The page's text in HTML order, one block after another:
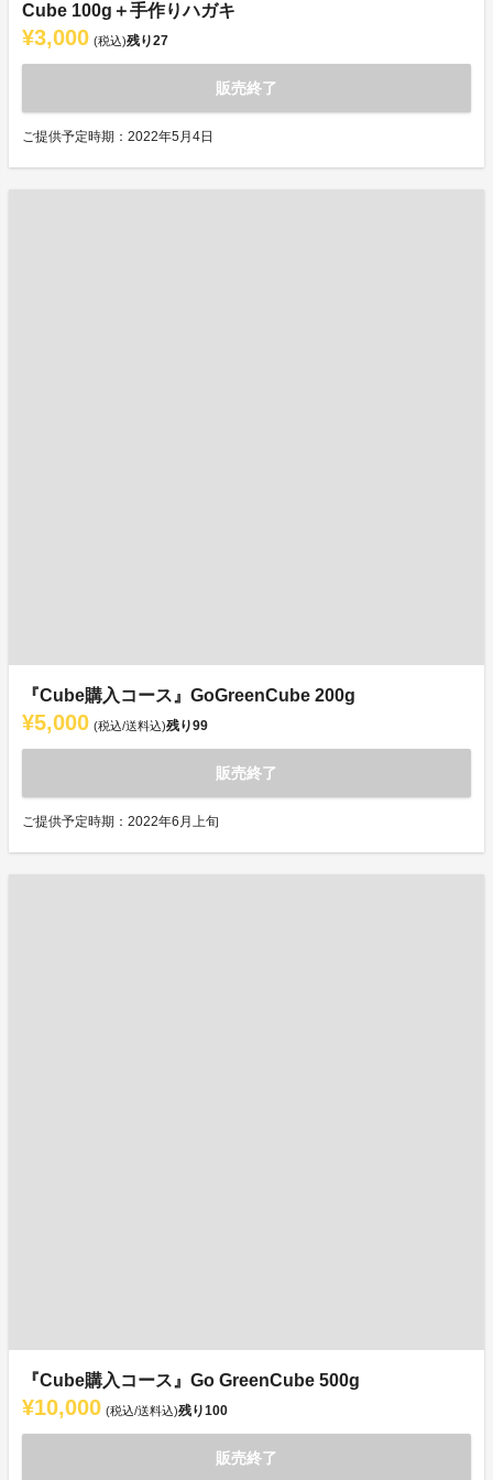
Cube 100g＋手作りハガキ
¥3,000 (税込)残り27
販売終了
ご提供予定時期：2022年5月4日
『Cube購入コース』GoGreenCube 200g
¥5,000 (税込/送料込)残り99
販売終了
ご提供予定時期：2022年6月上旬
『Cube購入コース』Go GreenCube 500g
¥10,000 (税込/送料込)残り100
販売終了